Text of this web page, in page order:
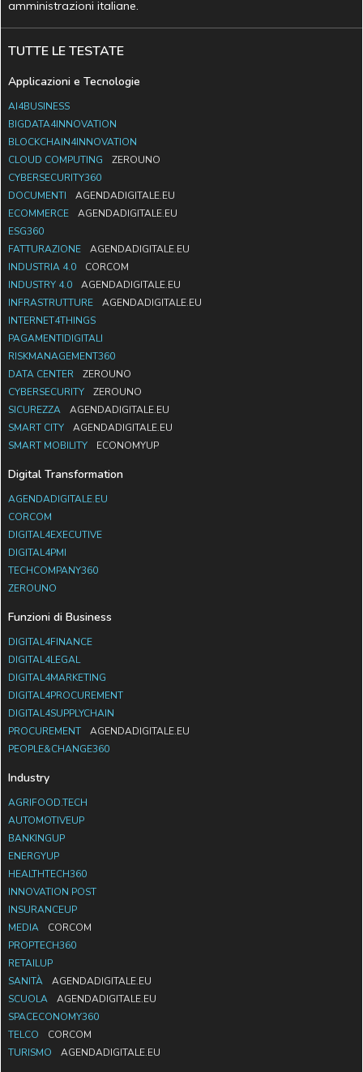
amministrazioni italiane.
TUTTE LE TESTATE
Applicazioni e Tecnologie
AI4BUSINESS
BIGDATA4INNOVATION
BLOCKCHAIN4INNOVATION
CLOUD COMPUTING
ZEROUNO
CYBERSECURITY360
DOCUMENTI
AGENDADIGITALE.EU
ECOMMERCE
AGENDADIGITALE.EU
ESG360
FATTURAZIONE
AGENDADIGITALE.EU
INDUSTRIA 4.0
CORCOM
INDUSTRY 4.0
AGENDADIGITALE.EU
INFRASTRUTTURE
AGENDADIGITALE.EU
INTERNET4THINGS
PAGAMENTIDIGITALI
RISKMANAGEMENT360
DATA CENTER
ZEROUNO
CYBERSECURITY
ZEROUNO
SICUREZZA
AGENDADIGITALE.EU
SMART CITY
AGENDADIGITALE.EU
SMART MOBILITY
ECONOMYUP
Digital Transformation
AGENDADIGITALE.EU
CORCOM
DIGITAL4EXECUTIVE
DIGITAL4PMI
TECHCOMPANY360
ZEROUNO
Funzioni di Business
DIGITAL4FINANCE
DIGITAL4LEGAL
DIGITAL4MARKETING
DIGITAL4PROCUREMENT
DIGITAL4SUPPLYCHAIN
PROCUREMENT
AGENDADIGITALE.EU
PEOPLE&CHANGE360
Industry
AGRIFOOD.TECH
AUTOMOTIVEUP
BANKINGUP
ENERGYUP
HEALTHTECH360
INNOVATION POST
INSURANCEUP
MEDIA
CORCOM
PROPTECH360
RETAILUP
SANITÀ
AGENDADIGITALE.EU
SCUOLA
AGENDADIGITALE.EU
SPACECONOMY360
TELCO
CORCOM
TURISMO
AGENDADIGITALE.EU